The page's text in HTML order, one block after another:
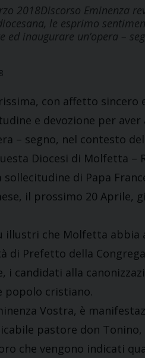
2018Discorso Eminenza
le esprimo
ed inaugurare un’opera –
con affetto
e devozione per aver
– segno, nel contesto
Diocesi di Molfetta –
di Papa
il prossimo 20 Aprile,
illustri che Molfetta
di Prefetto della
i candidati alla
popolo cristiano.
Vostra, è
pastore don
che vengono indicati